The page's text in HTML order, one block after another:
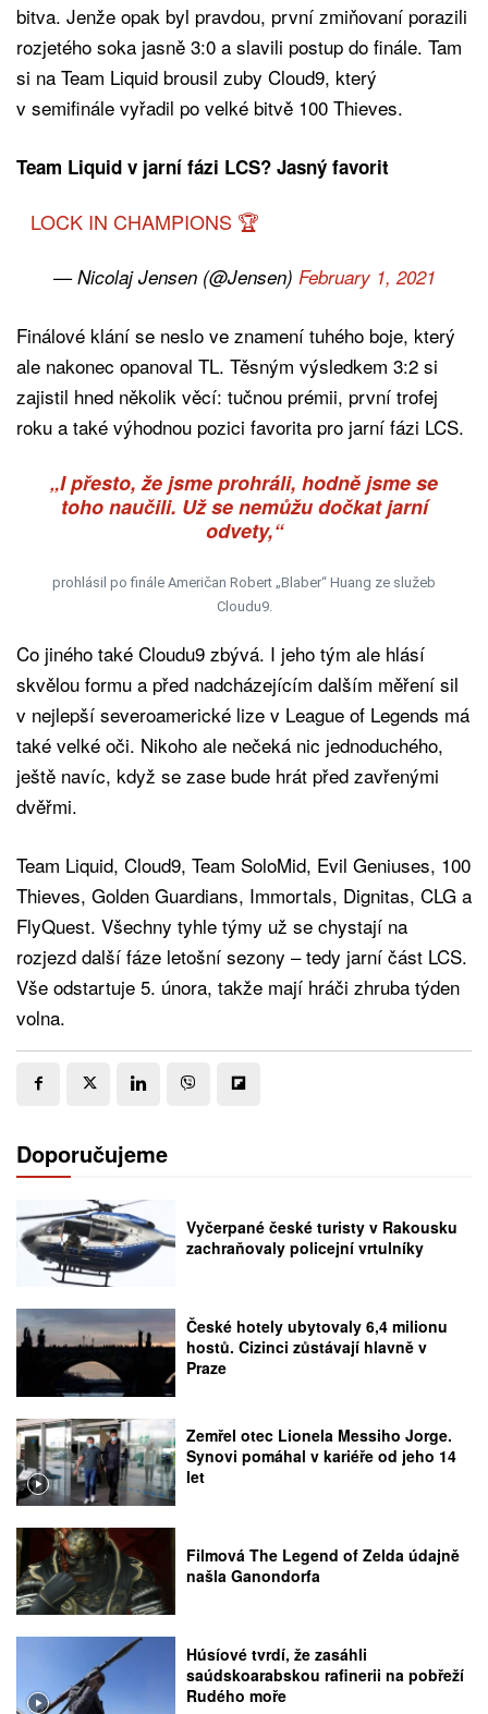
bitva. Jenže opak byl pravdou, první zmiňovaní porazili
rozjetého soka jasně 3:0 a slavili postup do finále. Tam
si na Team Liquid brousil zuby Cloud9, který
v semifinále vyřadil po velké bitvě 100 Thieves.
Team Liquid v jarní fázi LCS? Jasný favorit
LOCK IN CHAMPIONS 🏆
— Nicolaj Jensen (@Jensen) February 1, 2021
Finálové klání se neslo ve znamení tuhého boje, který
ale nakonec opanoval TL. Těsným výsledkem 3:2 si
zajistil hned několik věcí: tučnou prémii, první trofej
roku a také výhodnou pozici favorita pro jarní fázi LCS.
„I přesto, že jsme prohráli, hodně jsme se
toho naučili. Už se nemůžu dočkat jarní
odvety,“
prohlásil po finále Američan Robert „Blaber“ Huang ze služeb
Cloudu9.
Co jiného také Cloudu9 zbývá. I jeho tým ale hlásí
skvělou formu a před nadcházejícím dalším měření sil
v nejlepší severoamerické lize v League of Legends má
také velké oči. Nikoho ale nečeká nic jednoduchého,
ještě navíc, když se zase bude hrát před zavřenými
dvěřmi.
Team Liquid, Cloud9, Team SoloMid, Evil Geniuses, 100
Thieves, Golden Guardians, Immortals, Dignitas, CLG a
FlyQuest. Všechny tyhle týmy už se chystají na
rozjezd další fáze letošní sezony – tedy jarní část LCS.
Vše odstartuje 5. února, takže mají hráči zhruba týden
volna.
Doporučujeme
Vyčerpané české turisty v Rakousku
zachraňovaly policejní vrtulníky
České hotely ubytovaly 6,4 milionu
hostů. Cizinci zůstávají hlavně v
Praze
Zemřel otec Lionela Messiho Jorge.
Synovi pomáhal v kariéře od jeho 14
let
Filmová The Legend of Zelda údajně
našla Ganondorfa
Húsíové tvrdí, že zasáhli
saúdskoarabskou rafinerii na pobřeží
Rudého moře